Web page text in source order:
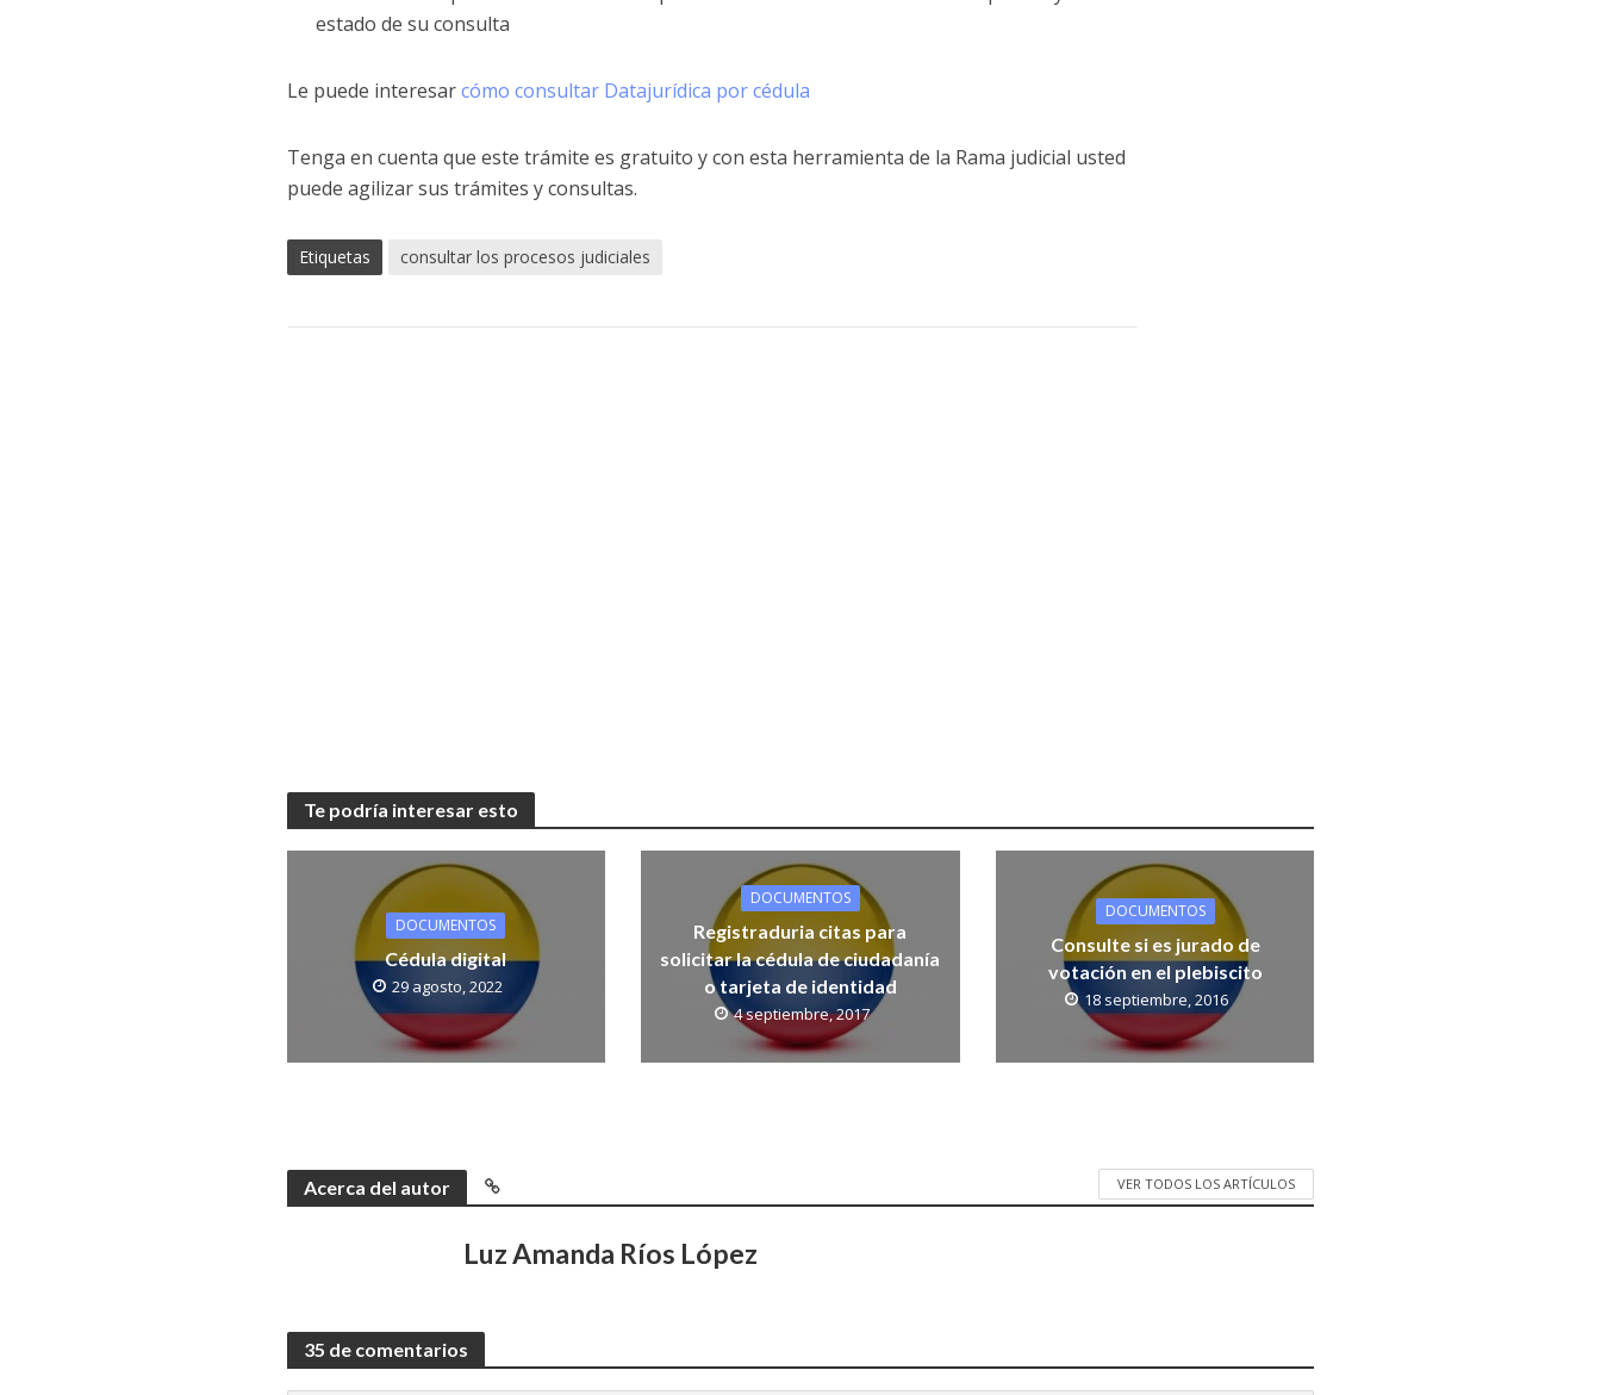
estado de su consulta
Le puede interesarcómo consultar Datajurídica por cédula
Tenga en cuenta que este trámite es gratuito y con esta herramienta de la Rama judicial usted
puede agilizar sus trámites y consultas.
Etiquetas consultar los procesos judiciales
Te podría interesar esto
DOCUMENTOS
Cédula digital
29 agosto, 2022
DOCUMENTOS
Registraduria citas para
solicitar la cédula de ciudadanía
o tarjeta de identidad
4 septiembre, 2017
DOCUMENTOS
Consulte si es jurado de
votación en el plebiscito
18 septiembre, 2016
Acerca del autor VER TODOS LOS ARTÍCULOS
Luz Amanda Ríos López
35 de comentarios